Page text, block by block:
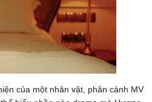
của một nhân vật, phân cảnh MV